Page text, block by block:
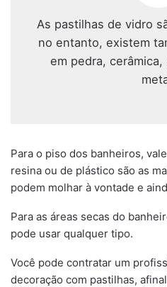
As pastilhas de vidro
no entanto, existem
em pedra,
Para o piso dos banheiros,
resina ou de plástico são as
podem molhar à vontade e
Para as áreas secas do
pode usar qualquer tipo.
Você pode contratar um
decoração com pastilhas,